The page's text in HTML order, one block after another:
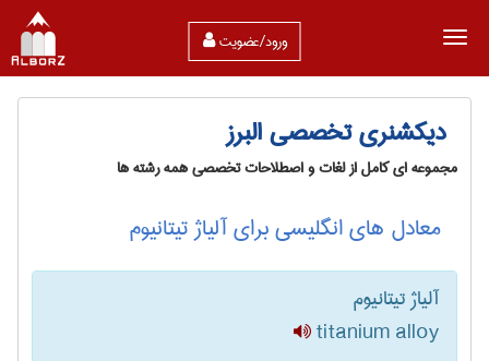
ورود/عضویت
دیکشنری تخصصی البرز
مجموعه ای کامل از لغات و اصطلاحات تخصصی همه رشته ها
معادل های انگلیسی برای آلیاژ تیتانیوم
آلیاژ تیتانیوم
titanium alloy